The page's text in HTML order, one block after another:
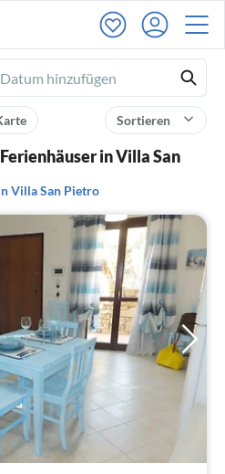
Sortieren
in Villa San
Villa San Pietro